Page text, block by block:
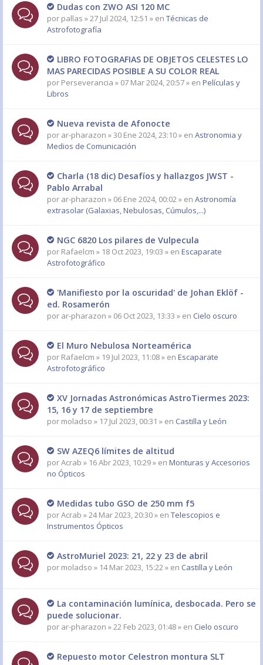
Dudas con ZWO ASI 120 MC
por pallas » 27 Jul 2024, 12:51 » en Técnicas de
Astrofotografía
LIBRO FOTOGRAFIAS DE OBJETOS CELESTES LO
MAS PARECIDAS POSIBLE A SU COLOR REAL
por Perseverancia » 07 Mar 2024, 20:57 » en Películas y
Libros
Nueva revista de Afonocte
por ar-pharazon » 30 Ene 2024, 23:10 » en Astronomia y
Medios de Comunicación
Charla (18 dic) Desafíos y hallazgos JWST -
Pablo Arrabal
por ar-pharazon » 06 Ene 2024, 00:02 » en Astronomía
extrasolar (Galaxias, Nebulosas, Cúmulos,...)
NGC 6820 Los pilares de Vulpecula
por Rafaelcm » 18 Oct 2023, 19:03 » en Escaparate
Astrofotográfico
'Manifiesto por la oscuridad' de Johan Eklöf -
ed. Rosamerón
por ar-pharazon » 06 Oct 2023, 13:33 » en Cielo oscuro
El Muro Nebulosa Norteamérica
por Rafaelcm » 19 Jul 2023, 11:08 » en Escaparate
Astrofotográfico
XV Jornadas Astronómicas AstroTiermes 2023:
15, 16 y 17 de septiembre
por moladso » 17 Jul 2023, 00:31 » en Castilla y León
SW AZEQ6 límites de altitud
porAcrab » 16 Abr 2023, 10:29 » en Monturas y Accesorios
no Ópticos
Medidas tubo GSO de 250 mm f5
porAcrab » 24 Mar 2023, 20:30 » en Telescopios e
Instrumentos Ópticos
AstroMuriel 2023: 21, 22 y 23 de abril
por moladso » 14 Mar 2023, 15:22 » en Castilla y León
La contaminación lumínica, desbocada. Pero se
puede solucionar.
por ar-pharazon » 22 Feb 2023, 01:48 » en Cielo oscuro
Repuesto motor Celestron montura SLT